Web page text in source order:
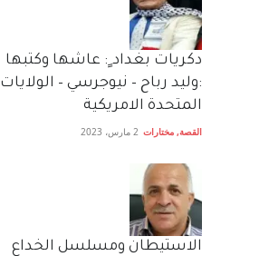
دكريات بغداد ٍ: عاشها وكتبها
:وليد رباح – نيوجرسي – الولايات
المتحدة الامريكية
القصة, مختارات 2 مارس، 2023
الاستيطان ومسلسل الخداع